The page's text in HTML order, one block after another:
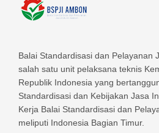
Balai Standardisasi dan Pelayanan
salah satu unit pelaksana teknis
Republik Indonesia yang
Standardisasi dan Kebijakan Jasa
Kerja Balai Standardisasi dan
meliputi Indonesia Bagian Timur.